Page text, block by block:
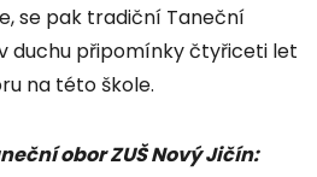
se pak tradiční Taneční
duchu připomínky čtyřiceti let
na této škole.
obor ZUŠ Nový Jičín: